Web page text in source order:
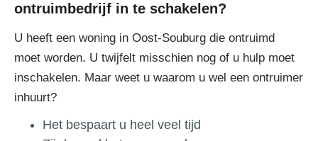
ontruimbedrijf in te schakelen?
U heeft een woning in Oost-Souburg die ontruimd
moet worden. U twijfelt misschien nog of u hulp moet
inschakelen. Maar weet u waarom u wel een ontruimer
inhuurt?
Het bespaart u heel veel tijd